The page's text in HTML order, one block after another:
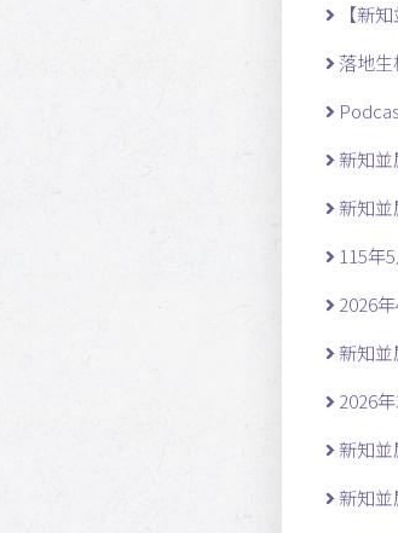
【新
落地
新知
新知
115年
2026
新知
2026
新知
新知